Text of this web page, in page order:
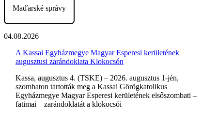
Maďarské správy
04.08.2026
A Kassai Egyházmegye Magyar Esperesi kerületének
augusztusi zarándoklata Klokocsón
Kassa, augusztus 4. (TSKE) – 2026. augusztus 1-jén,
szombaton tartották meg a Kassai Görögkatolikus
Egyházmegye Magyar Esperesi kerületének elsőszombati –
fatimai – zarándoklatát a klokocsói